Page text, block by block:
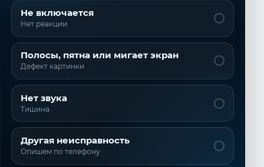
Не включается
Нет реакции
Полосы, пятна или мигает экран
Дефект картинки
Нет звука
Тишина
Другая неисправность
Опишем по телефону